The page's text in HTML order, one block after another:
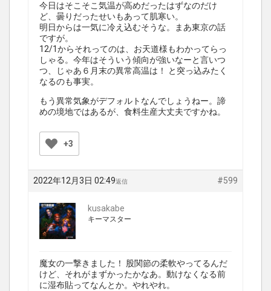
今日はそこそこ気温が高めだったはずなのだけ
ど、曇りだったせいもあって肌寒い。
明日からは一気に冷え込むそうな。まあ東京の話
ですが。
12/1からそれってのは、お天道様もわかってらっ
しゃる。今年はそういう傾向が強いなーと言いつ
つ、じゃあ６月末の異常高温は！ と突っ込みたく
なるのも事実。
もう異常気象がデフォルトなんでしょうねー。諦
めの境地ではあるが、食料生産大丈夫ですかね。
+3
2022年12月3日 02:49 #599
返信
kusakabe
キーマスター
魔女の一撃きました！ 股関節の柔軟やってるんだ
けど、それがまずかったかなあ。動けなくなる前
に湿布貼ってなんとか。やれやれ。